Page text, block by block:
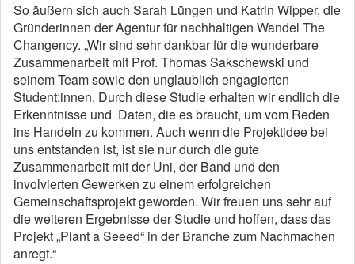
So äußern sich auch Sarah Lüngen und Katrin Wipper, die
Gründerinnen der Agentur für nachhaltigen Wandel The
Changency. „Wir sind sehr dankbar für die wunderbare
Zusammenarbeit mit Prof. Thomas Sakschewski und
seinem Team sowie den unglaublich engagierten
Student:innen. Durch diese Studie erhalten wir endlich die
Erkenntnisse und Daten, die es braucht, um vom Reden
ins Handeln zu kommen. Auch wenn die Projektidee bei
uns entstanden ist, ist sie nur durch die gute
Zusammenarbeit mit der Uni, der Band und den
involvierten Gewerken zu einem erfolgreichen
Gemeinschaftsprojekt geworden. Wir freuen uns sehr auf
die weiteren Ergebnisse der Studie und hoffen, dass das
Projekt „Plant a Seeed“ in der Branche zum Nachmachen
anregt.“